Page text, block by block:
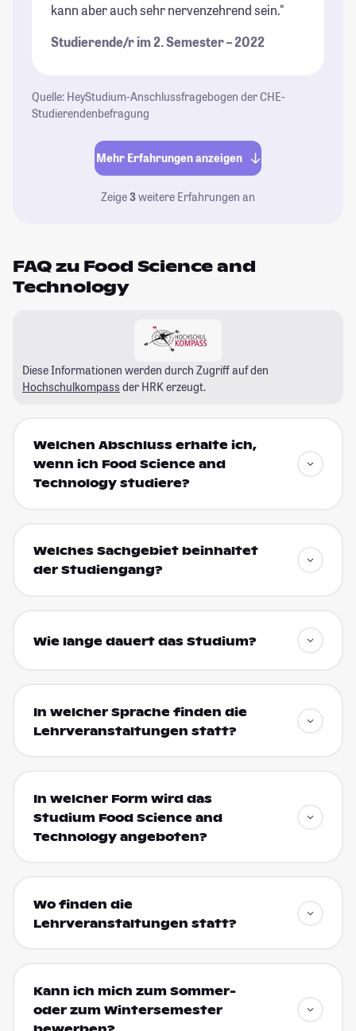
kann aber auch sehr nervenzehrend sein."
Studierende/r im 2. Semester – 2022
Quelle: HeyStudium-Anschlussfragebogen der CHE-
Studierendenbefragung
Mehr Erfahrungen anzeigen
Zeige3weitere Erfahrungen an
FAQ zu Food Science and
Technology
Diese Informationen werden durch Zugriff auf den
Hochschulkompass der HRK erzeugt.
Welchen Abschluss erhalte ich,
wenn ich Food Science and
Technology studiere?
Welches Sachgebiet beinhaltet
der Studiengang?
Wie lange dauert das Studium?
In welcher Sprache finden die
Lehrveranstaltungen statt?
In welcher Form wird das
Studium Food Science and
Technology angeboten?
Wo finden die
Lehrveranstaltungen statt?
Kann ich mich zum Sommer-
oder zum Wintersemester